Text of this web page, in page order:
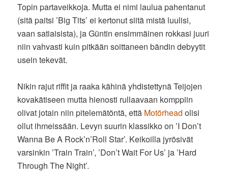
Topin partaveikkoja. Mutta ei nimi laulua pahentanut
(sitä paitsi ’Big Tits’ ei kertonut siitä mistä luulisi,
vaan satiaisista), ja Güntin ensimmäinen rokkasi juuri
niin vahvasti kuin pitkään soittaneen bändin debyytit
usein tekevät.
Nikin rajut riffit ja raaka kähinä yhdistettynä Teijojen
kovakätiseen mutta hienosti rullaavaan komppiin
olivat jotain niin pitelemätöntä, että Motörhead olisi
ollut ihmeissään. Levyn suurin klassikko on ’I Don’t
Wanna Be A Rock’n’Roll Star’. Keikoilla jyrösivät
varsinkin ’Train Train’, ’Don’t Wait For Us’ ja ’Hard
Through The Night’.